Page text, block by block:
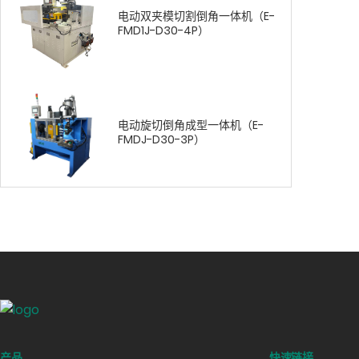
电动双夹模切割倒角一体机（E-
FMD1J-D30-4P）
电动旋切倒角成型一体机（E-
FMDJ-D30-3P）